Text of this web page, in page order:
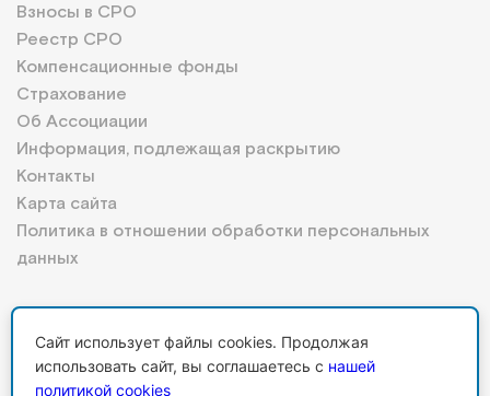
Взносы в СРО
Реестр СРО
Компенсационные фонды
Страхование
Об Ассоциации
Информация, подлежащая раскрытию
Контакты
Карта сайта
Политика в отношении обработки персональных
данных
Личный кабинет
Сайт использует файлы cookies. Продолжая
использовать сайт, вы соглашаетесь с нашей
политикой cookies